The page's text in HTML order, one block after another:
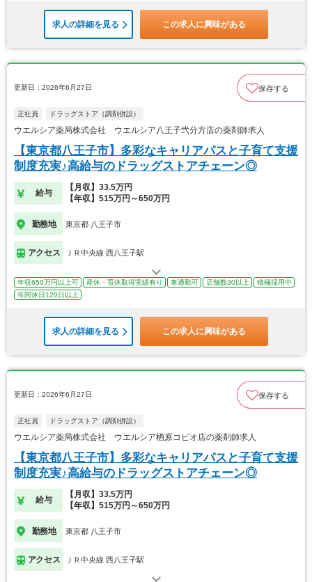
求人の詳細を見る この求人に興味がある
更新日：2026年6月27日 保存する
正社員 ドラッグストア（調剤併設）
ウエルシア薬局株式会社 ウエルシア八王子弐分方店の薬剤師求人
【東京都八王子市】多彩なキャリアパスと子育て支援
制度充実♪高給与のドラッグストアチェーン◎
給与
【月収】33.5万円
【年収】515万円～650万円
勤務地 東京都 八王子市
アクセス ＪＲ中央線 西八王子駅
年収650万円以上可 産休・育休取得実績有り 車通勤可 店舗数30以上
積極採用中
年間休日120日以上
求人の詳細を見る この求人に興味がある
更新日：2026年6月27日 保存する
正社員 ドラッグストア（調剤併設）
ウエルシア薬局株式会社 ウエルシア楢原コピオ店の薬剤師求人
【東京都八王子市】多彩なキャリアパスと子育て支援
制度充実♪高給与のドラッグストアチェーン◎
給与
【月収】33.5万円
【年収】515万円～650万円
勤務地 東京都 八王子市
アクセス ＪＲ中央線 西八王子駅